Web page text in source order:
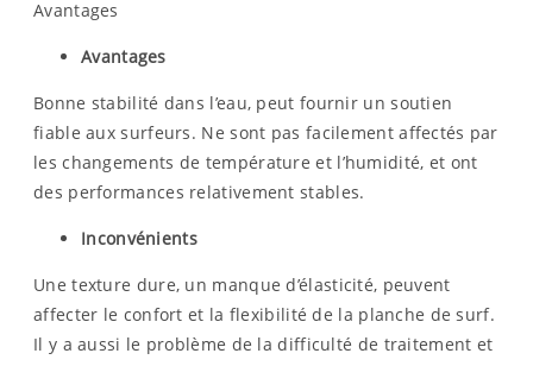
Avantages
Avantages
Bonne stabilité dans l’eau, peut fournir un soutien
fiable aux surfeurs. Ne sont pas facilement affectés par
les changements de température et l’humidité, et ont
des performances relativement stables.
Inconvénients
Une texture dure, un manque d’élasticité, peuvent
affecter le confort et la flexibilité de la planche de surf.
Il y a aussi le problème de la difficulté de traitement et